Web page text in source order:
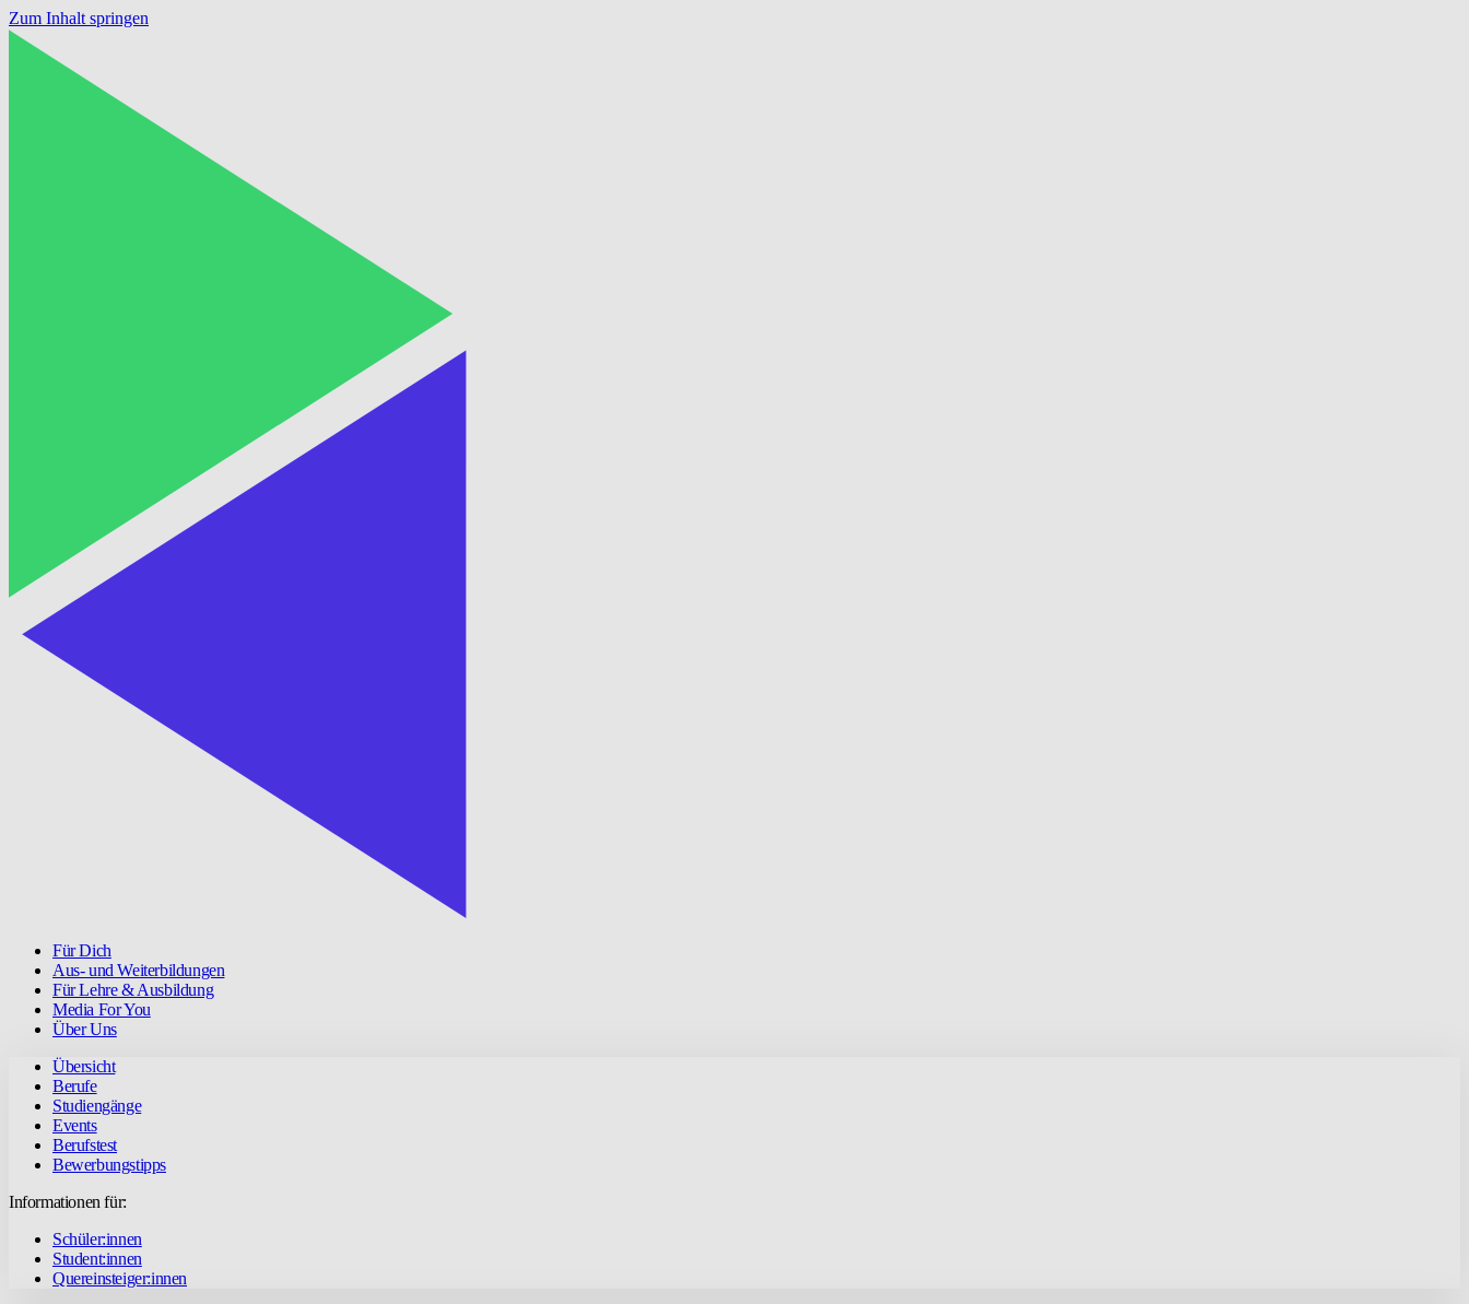
Zum Inhalt springen
Für Dich
Aus- und Weiterbildungen
Für Lehre & Ausbildung
Media For You
Über Uns
Übersicht
Berufe
Studiengänge
Events
Berufstest
Bewerbungstipps
Informationen für:
Schüler:innen
Student:innen
Quereinsteiger:innen